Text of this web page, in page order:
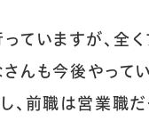
いますが、全く
んも今後やって
、前職は営業職だ